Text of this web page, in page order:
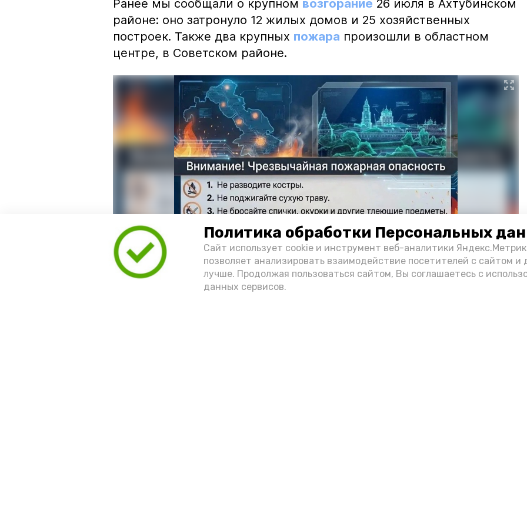
Политика обработки Персональных
Сайт использует cookie и инструмент веб-аналитики
позволяет анализировать взаимодействие посетителей с сайтом и
лучше. Продолжая пользоваться сайтом, Вы соглашаетесь с
данных сервисов.
Ранее мы сообщали о крупном возгорание 26 июля в Ахтубинском
районе: оно затронуло 12 жилых домов и 25 хозяйственных
построек. Также два крупных пожара произошли в областном
центре, в Советском районе.